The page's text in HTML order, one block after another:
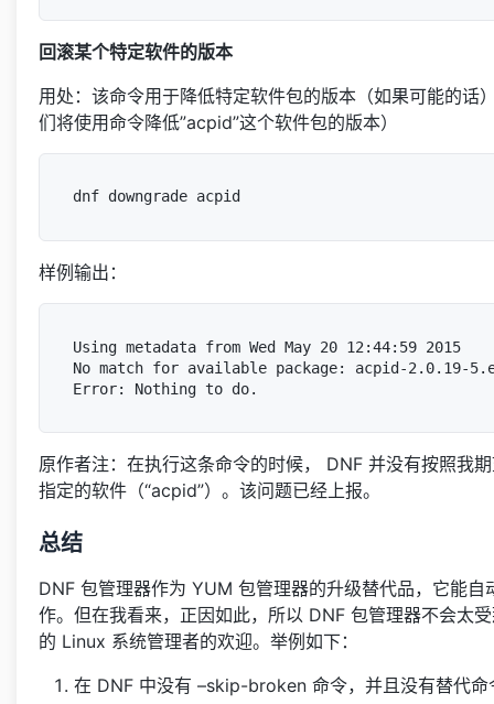
回滚某个特定软件的版本
用处：该命令用于降低特定软件包的版本（如果可能的话
们将使用命令降低”acpid”这个软件包的版本）
样例输出：
Using metadata from Wed May 20 12:44:59 2015
No match for available package: acpid-2.0.19-
原作者注：在执行这条命令的时候， DNF 并没有按照我
指定的软件（“acpid”）。该问题已经上报。
总结
DNF 包管理器作为 YUM 包管理器的升级替代品，它能自
作。但在我看来，正因如此，所以 DNF 包管理器不会太
的 Linux 系统管理者的欢迎。举例如下：
在 DNF 中没有 –skip-broken 命令，并且没有替代命